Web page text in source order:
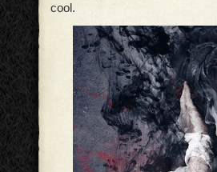
cool.